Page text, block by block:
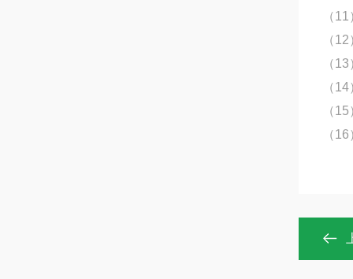
（
（
（
（
（
（